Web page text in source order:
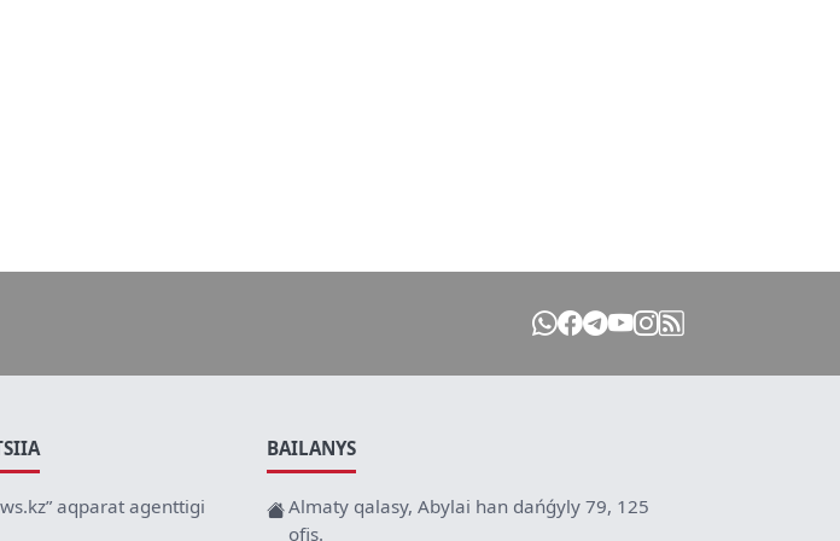
aqparat agenttigi
BAILANYS
Almaty qalasy, Abylai han dańǵyly 79, 125
ofis.